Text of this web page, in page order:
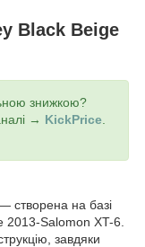
Black Beige
знижкою?
→ KickPrice
створена на базі
Salomon XT-6.
завдяки